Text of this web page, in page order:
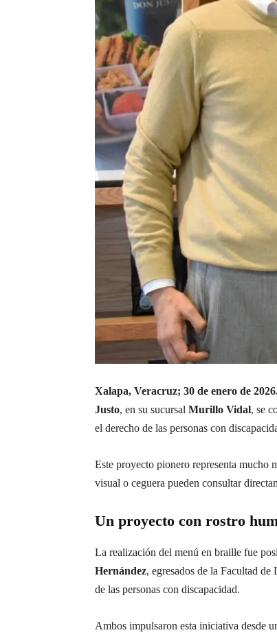
Xalapa, Veracruz; 30 de enero de
Justo, en su sucursal Murillo Vidal, se
el derecho de las personas con
Este proyecto pionero representa mucho
visual o ceguera pueden consultar
Un proyecto con rostro
La realización del menú en braille fue
Hernández, egresados de la Facultad
de las personas con discapacidad.
Ambos impulsaron esta iniciativa desde